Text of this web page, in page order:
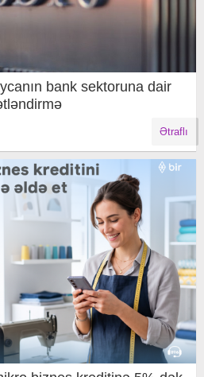
bank sektoruna dair
Ətraflı